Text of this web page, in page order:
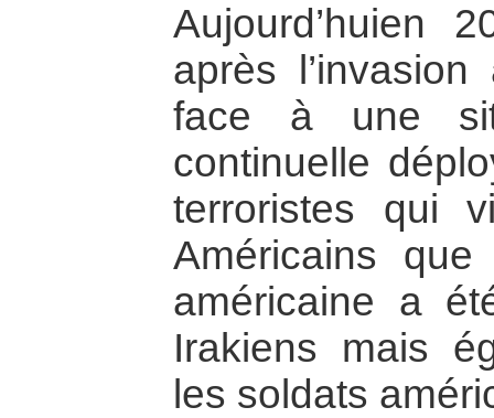
Aujourd’huien
après l’invasion
face à une
continuelle
terroristes qui
Américains que
américaine a
Irakiens mais
les soldats